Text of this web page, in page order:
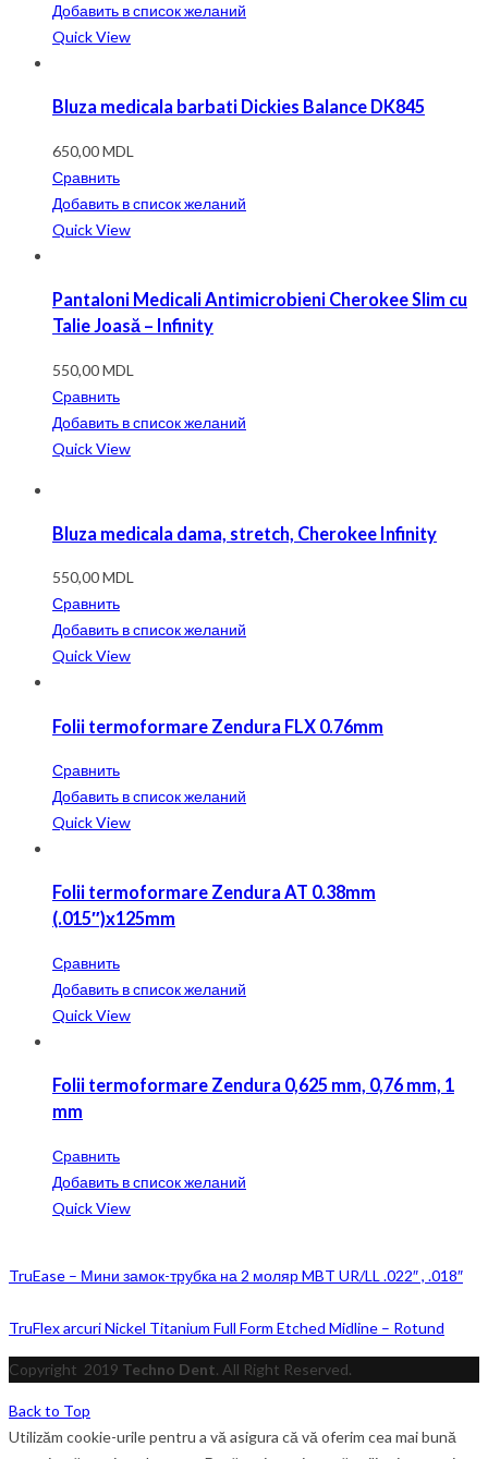
Добавить в список желаний
Quick View
Bluza medicala barbati Dickies Balance DK845
650,00MDL
Сравнить
Добавить в список желаний
Quick View
Pantaloni Medicali Antimicrobieni Cherokee Slim cu
Talie Joasă – Infinity
550,00MDL
Сравнить
Добавить в список желаний
Quick View
Bluza medicala dama, stretch, Cherokee Infinity
550,00MDL
Сравнить
Добавить в список желаний
Quick View
Folii termoformare Zendura FLX 0.76mm
Сравнить
Добавить в список желаний
Quick View
Folii termoformare Zendura AT 0.38mm
(.015″)x125mm
Сравнить
Добавить в список желаний
Quick View
Folii termoformare Zendura 0,625 mm, 0,76 mm, 1
mm
Сравнить
Добавить в список желаний
Quick View
TruEase – Мини замок-трубка на 2 моляр MBT UR/LL .022″ , .018″
TruFlex arcuri Nickel Titanium Full Form Etched Midline – Rotund
Copyright 2019 Techno Dent. All Right Reserved.
Back to Top
Utilizăm cookie-urile pentru a vă asigura că vă oferim cea mai bună